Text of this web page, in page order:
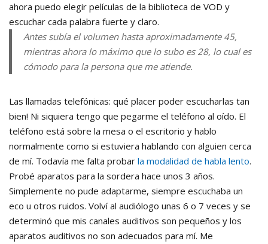
ahora puedo elegir películas de la biblioteca de VOD y
escuchar cada palabra fuerte y claro.
Antes subía el volumen hasta aproximadamente 45,
mientras ahora lo máximo que lo subo es 28, lo cual es
cómodo para la persona que me atiende.
Las llamadas telefónicas: qué placer poder escucharlas tan
bien! Ni siquiera tengo que pegarme el teléfono al oído. El
teléfono está sobre la mesa o el escritorio y hablo
normalmente como si estuviera hablando con alguien cerca
de mí. Todavía me falta probar la modalidad de habla lento.
Probé aparatos para la sordera hace unos 3 años.
Simplemente no pude adaptarme, siempre escuchaba un
eco u otros ruidos. Volví al audiólogo unas 6 o 7 veces y se
determinó que mis canales auditivos son pequeños y los
aparatos auditivos no son adecuados para mí. Me